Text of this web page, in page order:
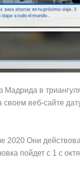
в
веб-сайте
Они
пойдет с 1 с